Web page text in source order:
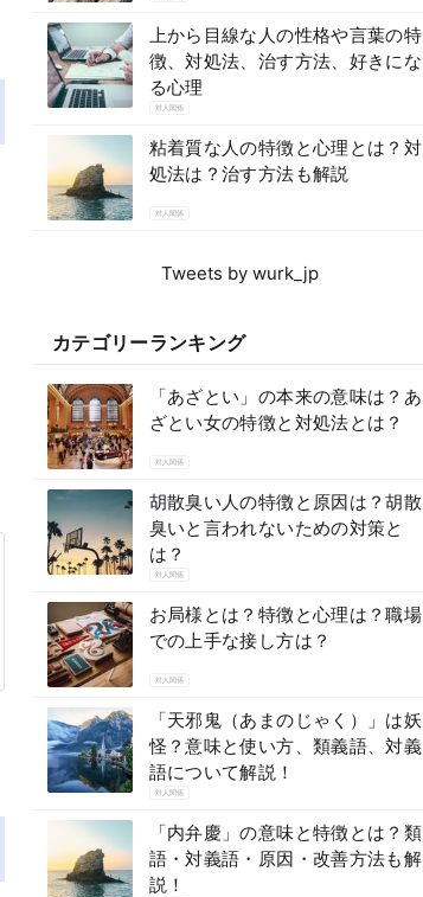
上から目線な人の性格や言葉の特
徴、対処法、治す方法、好きにな
る心理
対人関係
粘着質な人の特徴と心理とは？対
処法は？治す方法も解説
対人関係
Tweets by wurk_jp
カテゴリーランキング
「あざとい」の本来の意味は？あ
ざとい女の特徴と対処法とは？
対人関係
胡散臭い人の特徴と原因は？胡散
臭いと言われないための対策と
は？
対人関係
お局様とは？特徴と心理は？職場
での上手な接し方は？
対人関係
「天邪鬼（あまのじゃく）」は妖
怪？意味と使い方、類義語、対義
語について解説！
対人関係
「内弁慶」の意味と特徴とは？類
語・対義語・原因・改善方法も解
説！